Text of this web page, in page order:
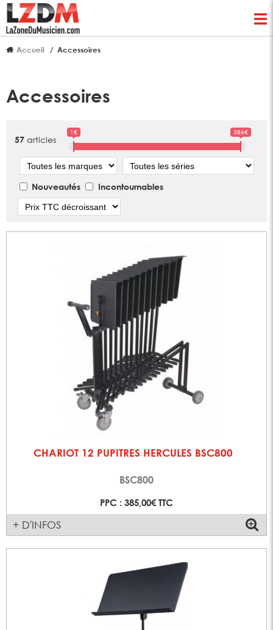
Accueil Accessoires
Accessoires
57 articles
1€ 386€
Marque Série
Nouveautés
Incontournables
CHARIOT 12 PUPITRES HERCULES BSC800
BSC800
PPC : 385,00€ TTC
+ D'INFOS